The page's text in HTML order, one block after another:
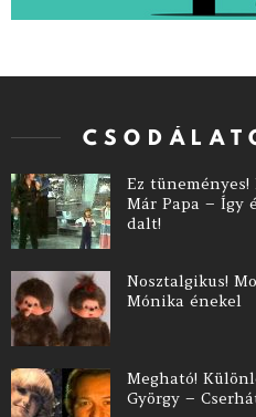
Ez
Már Papa – Így
dalt!
Nosztalgikus!
Mónika énekel
Megható!
György –